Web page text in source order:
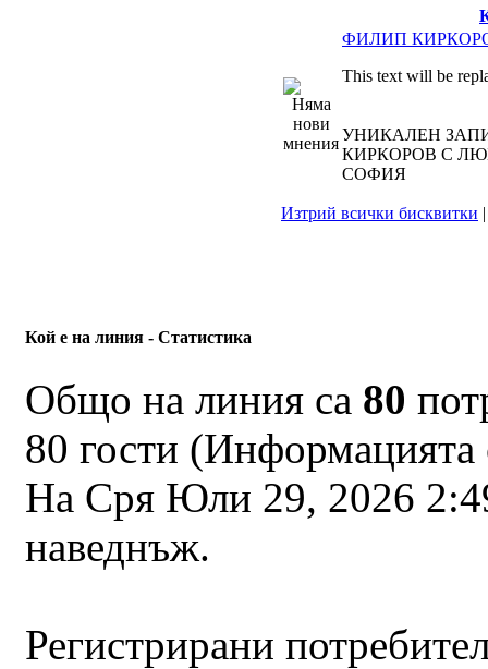
ФИЛИП
This text will be
УНИКАЛЕН
КИРКОРОВ С
СОФИЯ
Изтрий всички бисквитки
Кой е на линия - Статистика
Общо на линия са 80
80 гости (Информацията
На Сря Юли 29, 2026
наведнъж.
Регистрирани